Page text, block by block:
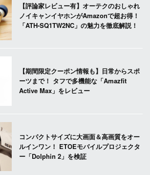
【評論家レビュー有】オーテクのおしゃれ
ノイキャンイヤホンがAmazonで超お得！
「ATH-SQ1TW2NC」の魅力を徹底解説！
【期間限定クーポン情報も】日常からスポ
ーツまで！ タフで多機能な「Amazfit
Active Max」をレビュー
コンパクトサイズに大画面＆高画質をオー
ルインワン！ ETOEモバイルプロジェクタ
ー「Dolphin 2」を検証